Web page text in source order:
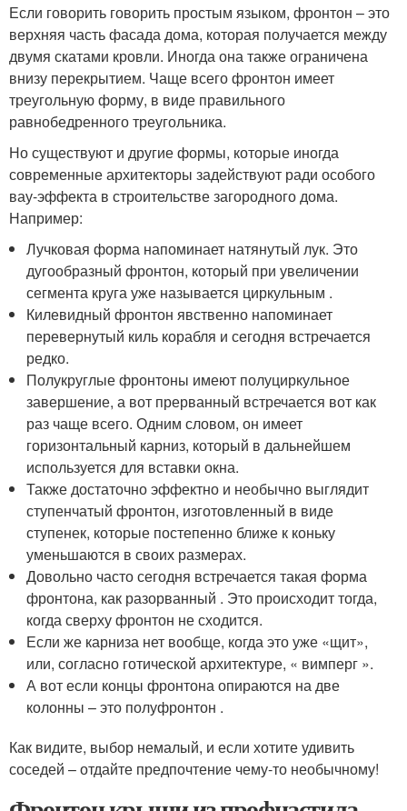
Если говорить говорить простым языком, фронтон – это
верхняя часть фасада дома, которая получается между
двумя скатами кровли. Иногда она также ограничена
внизу перекрытием. Чаще всего фронтон имеет
треугольную форму, в виде правильного
равнобедренного треугольника.
Но существуют и другие формы, которые иногда
современные архитекторы задействуют ради особого
вау-эффекта в строительстве загородного дома.
Например:
Лучковая форма напоминает натянутый лук. Это
дугообразный фронтон, который при увеличении
сегмента круга уже называется циркульным .
Килевидный фронтон явственно напоминает
перевернутый киль корабля и сегодня встречается
редко.
Полукруглые фронтоны имеют полуциркульное
завершение, а вот прерванный встречается вот как
раз чаще всего. Одним словом, он имеет
горизонтальный карниз, который в дальнейшем
используется для вставки окна.
Также достаточно эффектно и необычно выглядит
ступенчатый фронтон, изготовленный в виде
ступенек, которые постепенно ближе к коньку
уменьшаются в своих размерах.
Довольно часто сегодня встречается такая форма
фронтона, как разорванный . Это происходит тогда,
когда сверху фронтон не сходится.
Если же карниза нет вообще, когда это уже «щит»,
или, согласно готической архитектуре, « вимперг ».
А вот если концы фронтона опираются на две
колонны – это полуфронтон .
Как видите, выбор немалый, и если хотите удивить
соседей – отдайте предпочтение чему-то необычному!